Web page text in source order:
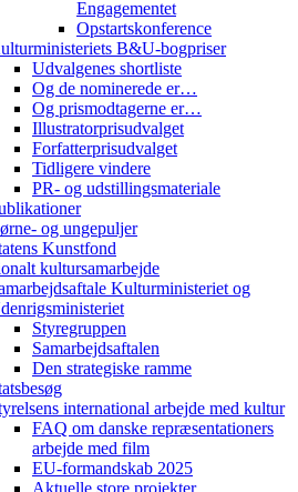
Engagementet
Opstartskonference
B&U-bogpriser
Udvalgenes shortliste
Og de nominerede er…
Og prismodtagerne er…
Illustratorprisudvalget
Forfatterprisudvalget
Tidligere vindere
PR- og udstillingsmateriale
og ungepuljer
Kunstfond
kultursamarbejde
Kulturministeriet og
Styregruppen
Samarbejdsaftalen
Den strategiske ramme
international arbejde med kultur
FAQ om danske repræsentationers
arbejde med film
EU-formandskab 2025
Aktuelle store projekter